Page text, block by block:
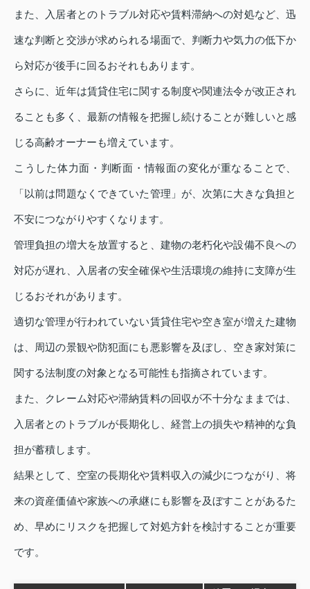
また、入居者とのトラブル対応や賃料滞納への対処など、迅
速な判断と交渉が求められる場面で、判断力や気力の低下か
ら対応が後手に回るおそれもあります。
さらに、近年は賃貸住宅に関する制度や関連法令が改正され
ることも多く、最新の情報を把握し続けることが難しいと感
じる高齢オーナーも増えています。
こうした体力面・判断面・情報面の変化が重なることで、
「以前は問題なくできていた管理」が、次第に大きな負担と
不安につながりやすくなります。
管理負担の増大を放置すると、建物の老朽化や設備不良への
対応が遅れ、入居者の安全確保や生活環境の維持に支障が生
じるおそれがあります。
適切な管理が行われていない賃貸住宅や空き室が増えた建物
は、周辺の景観や防犯面にも悪影響を及ぼし、空き家対策に
関する法制度の対象となる可能性も指摘されています。
また、クレーム対応や滞納賃料の回収が不十分なままでは、
入居者とのトラブルが長期化し、経営上の損失や精神的な負
担が蓄積します。
結果として、空室の長期化や賃料収入の減少につながり、将
来の資産価値や家族への承継にも影響を及ぼすことがあるた
め、早めにリスクを把握して対処方針を検討することが重要
です。